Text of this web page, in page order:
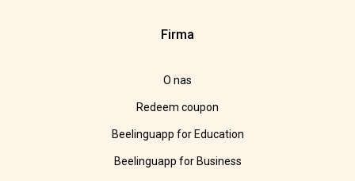
Firma
O nas
Redeem coupon
Beelinguapp for Education
Beelinguapp for Business